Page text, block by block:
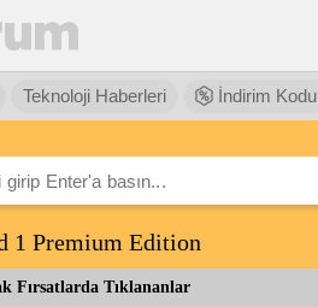
Teknoloji Haberleri İndirim Kodu
1 Premium Edition
Fırsatlarda Tıklananlar